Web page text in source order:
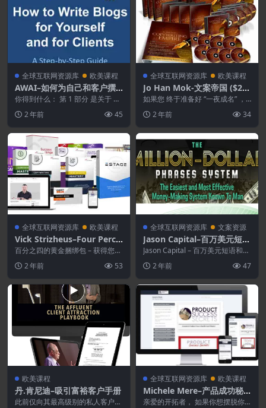
全球互联网资源库 欧美课程
AWAI–如何为自己和客户撰
写博客
你得到什么： 第 1 部分 是关于 奠
与专家会...
2 年前 45
全球互联网资源库 欧美课程
Jo Han Mok-文案帝国 ($29
7.00)
如果您 终于准备好 “一夜成名” ，
个文...2 年前 34
全球互联网资源库 欧美课程
Vick Strizheus–Four Perce
nt Gold All Access Bundle
百分之四的黄金捆绑包 – 获得您所
线业...2 年前 53
全球互联网资源库 文案资源
Jason Capital–百万美元短语
和追加销售.金钱.权力和地位
的27个秘密 (VIP)
Jason Capital – 百万美元短语和追
2 年前 47
欧美课程
丹.肯尼迪–吸引富裕客户手册
此前仅向其最高级别的私人客户提
全球互联网资源库 欧美课程
Michele Mere–产品成功秘
诀
亲爱的开拓者， 如果你想摆脱你